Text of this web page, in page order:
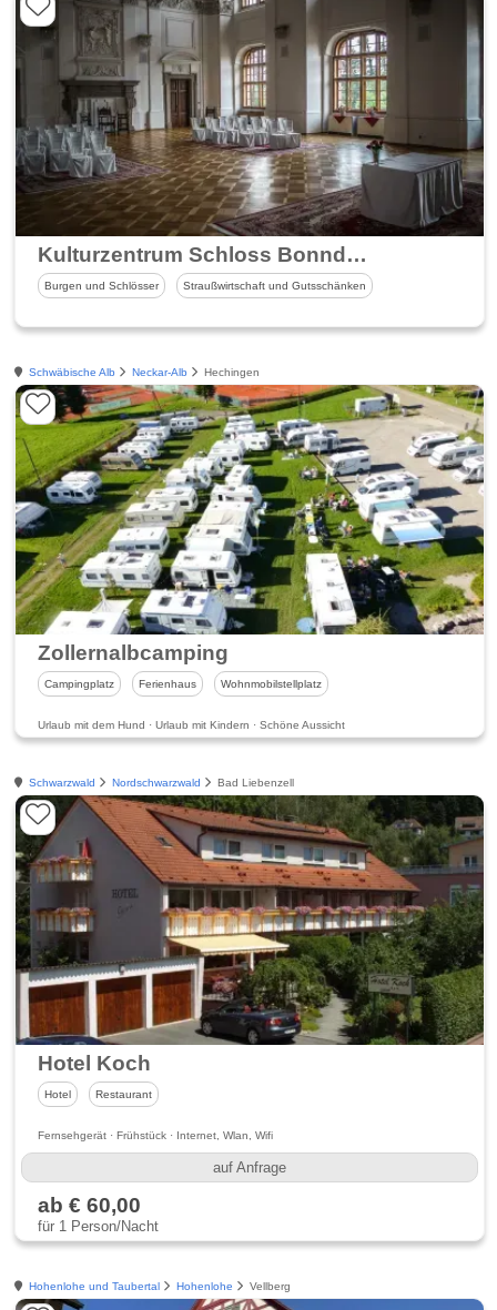
Kulturzentrum Schloss Bonndorf
Burgen und Schlösser Straußwirtschaft und Gutsschänken
Schwäbische Alb Neckar-Alb Hechingen
Zollernalbcamping
Campingplatz Ferienhaus Wohnmobilstellplatz
Urlaub mit dem Hund · Urlaub mit Kindern · Schöne Aussicht
Schwarzwald Nordschwarzwald Bad Liebenzell
Hotel Koch
Hotel Restaurant
Fernsehgerät · Frühstück · Internet, Wlan, Wifi
auf Anfrage
ab € 60,00
für 1 Person/Nacht
Hohenlohe und Taubertal Hohenlohe Vellberg